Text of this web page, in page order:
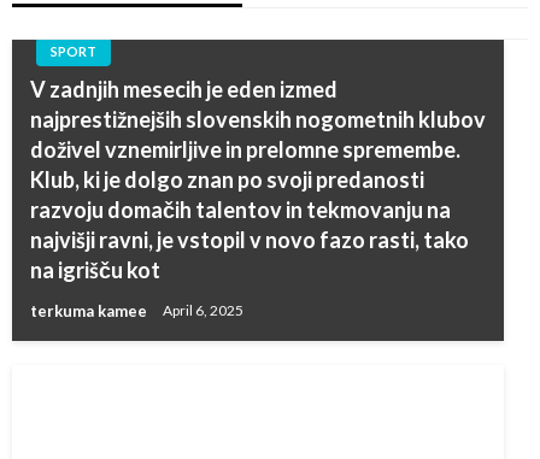
SPORT
V zadnjih mesecih je eden izmed
najprestižnejših slovenskih nogometnih klubov
doživel vznemirljive in prelomne spremembe.
Klub, ki je dolgo znan po svoji predanosti
razvoju domačih talentov in tekmovanju na
najvišji ravni, je vstopil v novo fazo rasti, tako
na igrišču kot
terkuma kamee April 6, 2025